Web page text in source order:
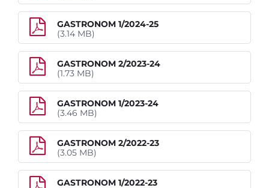
GASTRONOM 1/2024-25
(3.14 MB)
GASTRONOM 2/2023-24
(1.73 MB)
GASTRONOM 1/2023-24
(3.46 MB)
GASTRONOM 2/2022-23
(3.05 MB)
GASTRONOM 1/2022-23